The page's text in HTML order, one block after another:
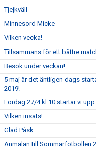
Tjejkväll
Minnesord Micke
Vilken vecka!
Tillsammans för ett bättre
Besök under veckan!
5 maj är det äntligen dags
2019!
Lördag 27/4 kl 10 startar vi
Vilken insats!
Glad Påsk
Anmälan till Sommarfotbollen